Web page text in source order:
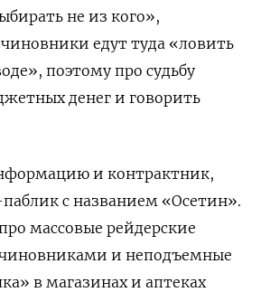
не из кого»,
едут туда «ловить
поэтому про судьбу
денег и говорить
и контрактник,
с названием «Осетин».
массовые рейдерские
чиновниками и неподъемные
в магазинах и аптеках